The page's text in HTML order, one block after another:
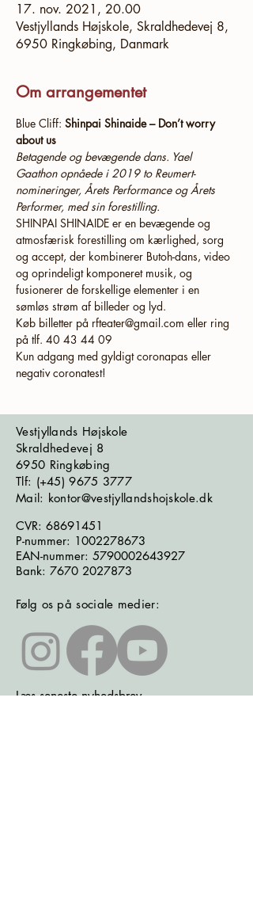
17. nov. 2021, 20.00
Vestjyllands Højskole, Skraldhedevej 8,
6950 Ringkøbing, Danmark
Om arrangementet
Blue Cliff: Shinpai Shinaide – Don’t worry
about us
Betagende og bevægende dans. Yael
Gaathon opnåede i 2019 to Reumert-
nomineringer, Årets Performance og Årets
Performer, med sin forestilling.
SHINPAI SHINAIDE er en bevægende og
atmosfærisk forestilling om kærlighed, sorg
og accept, der kombinerer Butoh-dans, video
og oprindeligt komponeret musik, og
fusionerer de forskellige elementer i en
sømløs strøm af billeder og lyd.
Køb billetter på rfteater@gmail.com eller ring
på tlf. 40 43 44 09
Kun adgang med gyldigt coronapas eller
negativ coronatest!
Vestjyllands Højskole
Skraldhedevej 8
6950 Ringkøbing
​​​Tlf: (+45)9675 3777
Mail: kontor@vestjyllandshojskole.dk
CVR: 68691451
P-nummer: 1002278673
EAN-nummer: 5790002643927
Bank: 7670 2027873
Følg os på sociale medier:
Læs seneste nyhedsbrev